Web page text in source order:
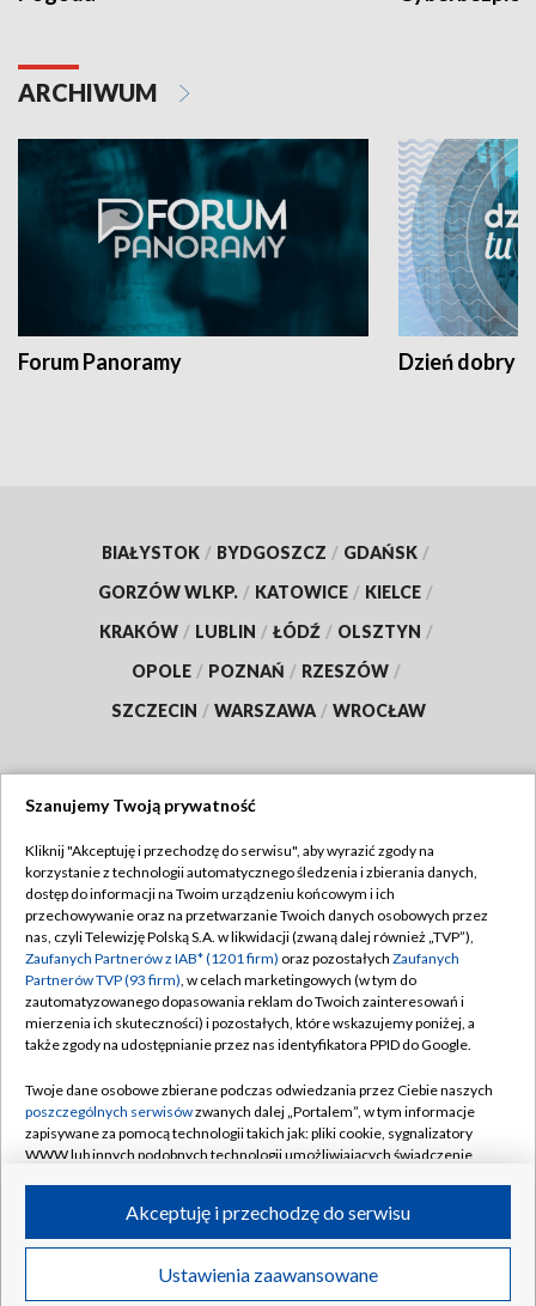
ARCHIWUM
Forum Panoramy Dzień dobry
BIAŁYSTOK / BYDGOSZCZ / GDAŃSK /
GORZÓW WLKP. / KATOWICE / KIELCE /
KRAKÓW / LUBLIN / ŁÓDŹ / OLSZTYN /
OPOLE / POZNAŃ / RZESZÓW /
SZCZECIN / WARSZAWA / WROCŁAW
TVP
Abonament TVP
Emisja w TVP
Centrum informacji TVP
Naziemna Telewizja Cyfrowa
Rada Programowa
System NOS
Informacje o nadawcy
Program dla prasy
Ogłoszenie przetargowe
Regulamin TVP
Polityka prywatności
Moje zgody
Pomoc
Kontakt
Kanały
©2026 Telewizja Polska S.A. w likwidacji
Szanujemy Twoją prywatność
Kliknij "Akceptuję i przechodzę do serwisu", aby wyrazić zgody na
korzystanie z technologii automatycznego śledzenia i zbierania danych,
dostęp do informacji na Twoim urządzeniu końcowym i ich
przechowywanie oraz na przetwarzanie Twoich danych osobowych przez
nas, czyli Telewizję Polską S.A. w likwidacji (zwaną dalej również „TVP”),
Zaufanych Partnerów z IAB* (1201 firm) oraz pozostałych Zaufanych
Partnerów TVP (93 firm), w celach marketingowych (w tym do
zautomatyzowanego dopasowania reklam do Twoich zainteresowań i
mierzenia ich skuteczności) i pozostałych, które wskazujemy poniżej, a
także zgody na udostępnianie przez nas identyfikatora PPID do Google.
Twoje dane osobowe zbierane podczas odwiedzania przez Ciebie naszych
poszczególnych serwisówzwanych dalej „Portalem”, w tym informacje
zapisywane za pomocą technologii takich jak: pliki cookie, sygnalizatory
WWW lub innych podobnych technologii umożliwiających świadczenie
ruchu w Internecie.
Twoje dane osobowe zbierane podczas odwiedzania przez Ciebie
poszczególnych serwisówna Portalu, takie jak adresy IP, identyfikatory
Ustawienia zaawansowane
Akceptuję i przechodzę do serwisu